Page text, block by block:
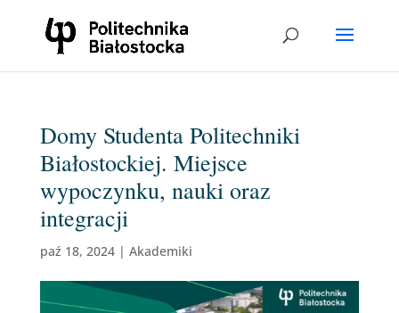
Domy Studenta Politechniki
Białostockiej. Miejsce
wypoczynku, nauki oraz
integracji
paź 18, 2024| Akademiki